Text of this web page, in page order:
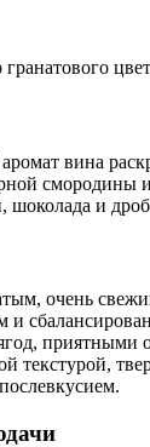
вина
смородины
шоколада и
очень
и
приятными
текстурой,